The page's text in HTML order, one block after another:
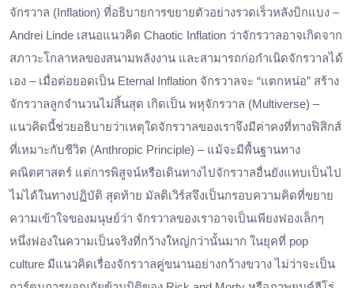
จักรวาล (Inflation) ที่อธิบายการขยายตัวอย่างรวดเร็วหลังบิกแบง –
Andrei Linde เสนอแนวคิด Chaotic Inflation ว่าจักรวาลอาจเกิดจาก
สภาวะโกลาหลของสนามพลังงาน และสามารถก่อกำเนิดจักรวาลได้
เอง – เมื่อต่อยอดเป็น Eternal Inflation จักรวาลจะ “แตกหน่อ” สร้าง
จักรวาลลูกจำนวนไม่สิ้นสุด เกิดเป็น พหุจักรวาล (Multiverse) –
แนวคิดนี้ช่วยอธิบายว่าเหตุใดจักรวาลของเราจึงมีค่าคงที่ทางฟิสิกส์
ที่เหมาะกับชีวิต (Anthropic Principle) – แม้จะมีพื้นฐานทาง
คณิตศาสตร์ แต่การพิสูจน์หรือเดินทางไปจักรวาลอื่นยังแทบเป็นไป
ไม่ได้ในทางปฏิบัติ สุดท้าย มัลติเวิร์สจึงเป็นกรอบความคิดที่ขยาย
ความเข้าใจของมนุษย์ว่า จักรวาลของเราอาจเป็นเพียงฟองเล็กๆ
หนึ่งฟองในความเป็นจริงที่กว้างใหญ่กว่านั้นมาก ในยุคที่ pop
culture มีแนวคิดเรื่องจักรวาลคู่ขนานอย่างกว้างขวาง ไม่ว่าจะเป็น